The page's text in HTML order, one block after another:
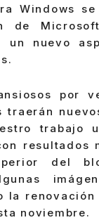
Windows
de
un nuevo
por
traerán
trabajo
resultados
del
la renovación
noviembre.